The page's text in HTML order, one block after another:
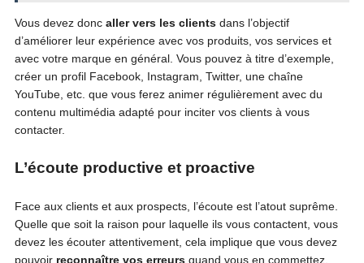
Vous devez donc aller vers les clientsdans l’objectif
d’améliorer leur expérience avec vos produits, vos services et
avec votre marque en général. Vous pouvez à titre d’exemple,
créer un profil Facebook, Instagram, Twitter, une chaîne
YouTube, etc. que vous ferez animer régulièrement avec du
contenu multimédia adapté pour inciter vos clients à vous
contacter.
L’écoute productive et proactive
Face aux clients et aux prospects, l’écoute est l’atout suprême.
Quelle que soit la raison pour laquelle ils vous contactent, vous
devez les écouter attentivement, cela implique que vous devez
pouvoir reconnaître vos erreursquand vous en commettez.